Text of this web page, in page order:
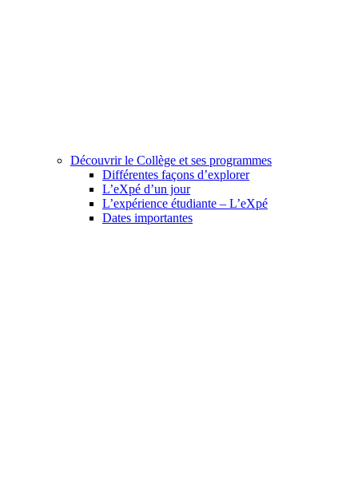
Découvrir le Collège et ses programmes
Différentes façons d’explorer
L’eXpé d’un jour
L’expérience étudiante – L’eXpé
Dates importantes